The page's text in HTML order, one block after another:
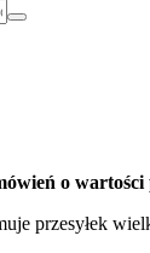
o wartości
przesyłek